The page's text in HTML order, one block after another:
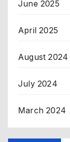
June 2025
April 2025
August 2024
July 2024
March 2024